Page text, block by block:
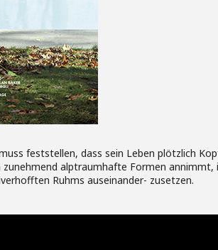
feststellen, dass sein Leben plötzlich
alptraumhafte Formen
Ruhms auseinander- zusetzen.